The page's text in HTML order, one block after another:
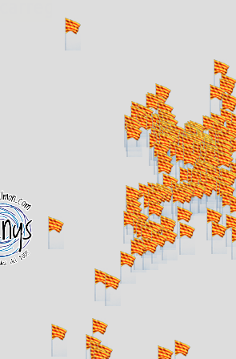
484 webs... un